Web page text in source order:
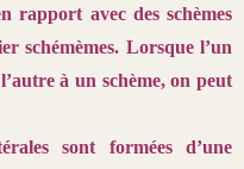
rapport avec des schèmes
schémèmes. Lorsque l’un
à un schème, on peut
sont formées d’une